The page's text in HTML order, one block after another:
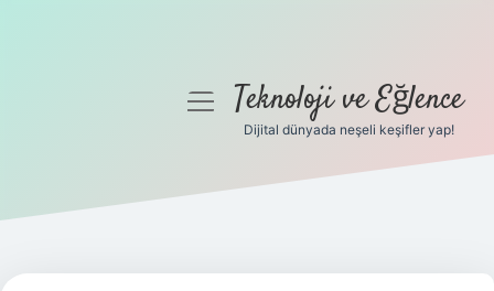
Gizlilik Politikası
Yasal Uyarı
menüyüTeknoloji ve Eğlence
Dijital dünyada neşeli keşifler yap!